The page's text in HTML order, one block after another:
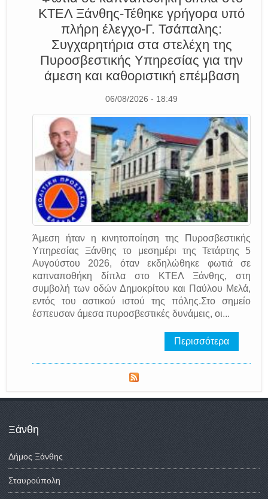
ΚΤΕΛ Ξάνθης-Τέθηκε γρήγορα υπό
πλήρη έλεγχο-Γ. Τσάπαλης:
Συγχαρητήρια στα στελέχη της
Πυροσβεστικής Υπηρεσίας για την
άμεση και καθοριστική επέμβαση
06/08/2026 - 18:49
Άμεση ήταν η κινητοποίηση της Πυροσβεστικής
Υπηρεσίας Ξάνθης το μεσημέρι της Τετάρτης 5
Αυγούστου 2026, όταν εκδηλώθηκε φωτιά σε
καπναποθήκη δίπλα στο ΚΤΕΛ Ξάνθης, στη
συμβολή των οδών Δημοκρίτου και Παύλου Μελά,
εντός του αστικού ιστού της πόλης.Στο σημείο
έσπευσαν άμεσα πυροσβεστικές δυνάμεις, οι...
Περισσότερα
Ξάνθη
Δήμος Ξάνθης
Σταυρούπολη